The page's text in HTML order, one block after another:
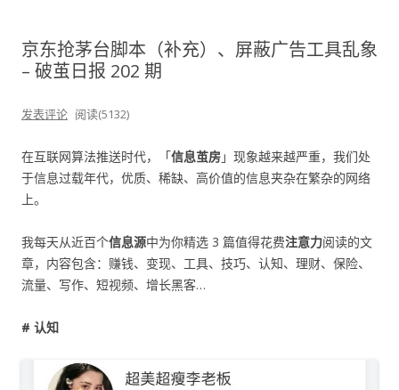
京东抢茅台脚本（补充）、屏蔽广告工具乱象
– 破茧日报 202 期
发表评论 阅读(5132)
在互联网算法推送时代，「信息茧房」现象越来越严重，我们处
于信息过载年代，优质、稀缺、高价值的信息夹杂在繁杂的网络
上。
我每天从近百个信息源中为你精选 3 篇值得花费注意力阅读的文
章，内容包含：赚钱、变现、工具、技巧、认知、理财、保险、
流量、写作、短视频、增长黑客…
# 认知